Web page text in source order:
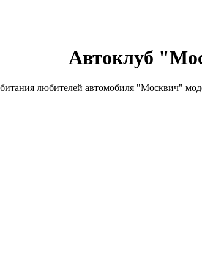
Автоклуб
любителей автомобиля "Москвич"